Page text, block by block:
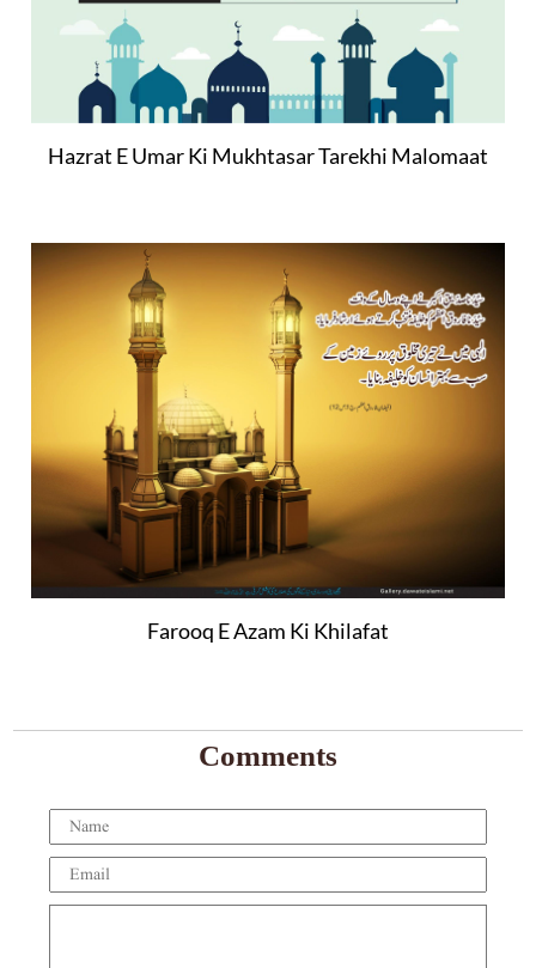
Hazrat E Umar Ki Mukhtasar Tarekhi Malomaat
Farooq E Azam Ki Khilafat
Comments